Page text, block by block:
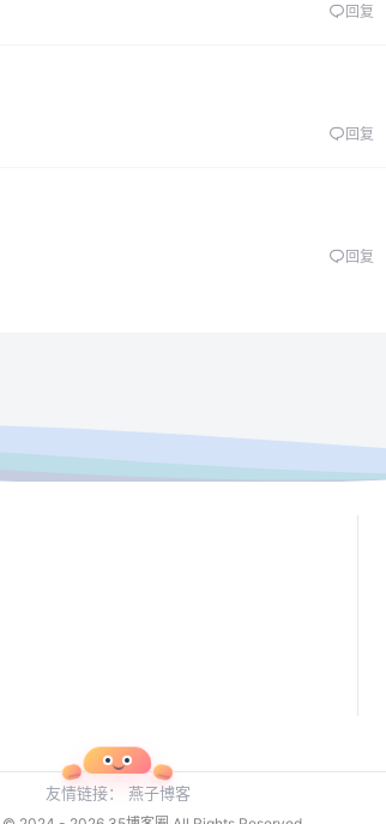
回复
回复
回复
友情链接： 燕子博客